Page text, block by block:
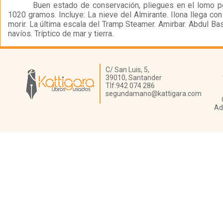
Buen estado de conservación, pliegues en el lomo
1020 gramos. Incluye: La nieve del Almirante. Ilona llega
morir. La última escala del Tramp Steamer. Amirbar. Abdul
navíos. Tríptico de mar y tierra.
Librería Kattigara
C/ San Luis, 5,
39010, Santander
Tlf:942 074 286
segundamano@kattigara.com